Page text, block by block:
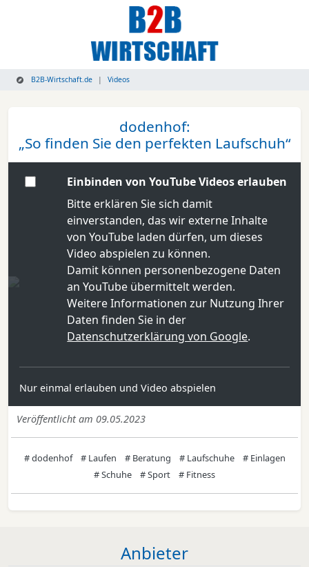
B2B-Wirtschaft.de Videos
dodenhof:
„So finden Sie den perfekten Laufschuh“
Einbinden von YouTube Videos erlauben
Bitte erklären Sie sich damit
einverstanden, das wir externe Inhalte
von YouTube laden dürfen, um dieses
Video abspielen zu können.
Damit können personenbezogene Daten
an YouTube übermittelt werden.
Weitere Informationen zur Nutzung Ihrer
Daten finden Sie in der
Datenschutzerklärung von Google.
Nur einmal erlauben und Video abspielen
Veröffentlicht am 09.05.2023
# dodenhof # Laufen # Beratung # Laufschuhe
# Einlagen
# Schuhe
# Sport # Fitness
Anbieter